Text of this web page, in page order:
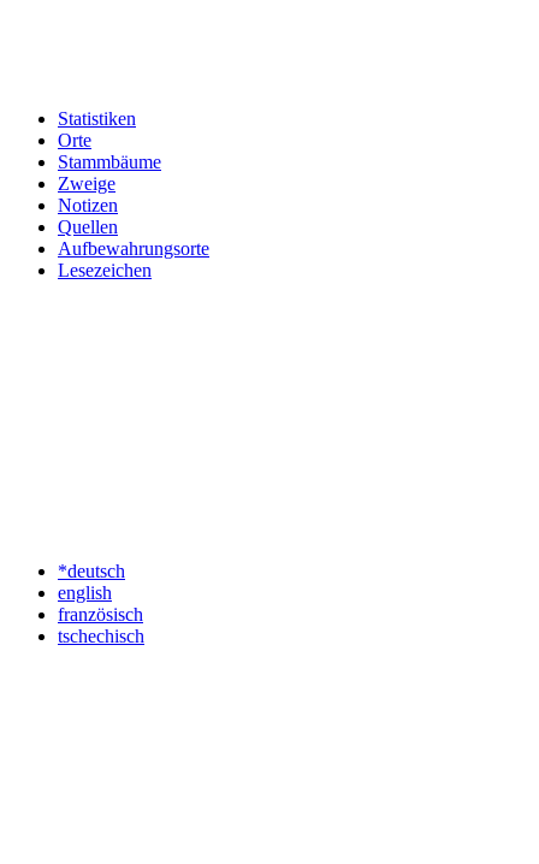
Statistiken
Orte
Stammbäume
Zweige
Notizen
Quellen
Aufbewahrungsorte
Lesezeichen
*deutsch
english
französisch
tschechisch